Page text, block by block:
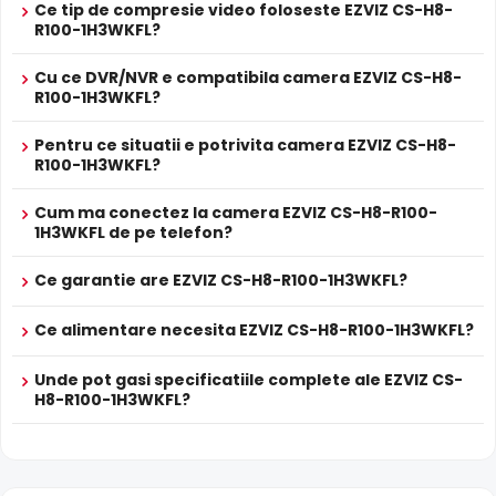
Infrarosu Inteligent (Smart IR)
Infrarosu Inteligent(Smart IR), ce regleaza automat
intensitatea iluminatorului in infrarosu in functie de
imaginii la distante mici.
EZVIZ CS-H8-R100-1H3WKFL dispune de
Sunetul se sincronizeaza cu imaginea video, utila pentru
monitorizata.
Lentila Fixa
Prospect
tehnic
EZVIZ CS-H8-R100-1H3WKFL
* Specificatiile tehnice ale produsului EZVIZ CS-H8-R100-1H3WKFL au
caracter informativ.
Ce tip de compresie video foloseste EZVIZ CS-H8-
R100-1H3WKFL?
Cu ce DVR/NVR e compatibila camera EZVIZ CS-H8-
R100-1H3WKFL?
Pentru ce situatii e potrivita camera EZVIZ CS-H8-
R100-1H3WKFL?
Cum ma conectez la camera EZVIZ CS-H8-R100-
1H3WKFL de pe telefon?
Ce garantie are EZVIZ CS-H8-R100-1H3WKFL?
Ce alimentare necesita EZVIZ CS-H8-R100-1H3WKFL?
Unde pot gasi specificatiile complete ale EZVIZ CS-
H8-R100-1H3WKFL?